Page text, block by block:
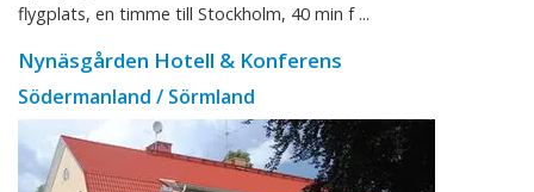
flygplats, en timme till Stockholm, 40 min f ...
Nynäsgården Hotell & Konferens
Södermanland / Sörmland